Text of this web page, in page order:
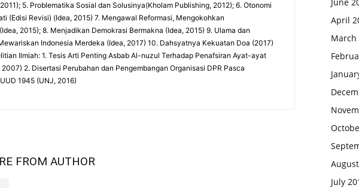
5. Problematika Sosial dan Solusinya(Kholam Publishing, 2012); 6. Otonomi
(Edisi Revisi) (Idea, 2015) 7. Mengawal Reformasi, Mengokohkan
2015); 8. Menjadikan Demokrasi Bermakna (Idea, 2015) 9. Ulama dan
Indonesia Merdeka (Idea, 2017) 10. Dahsyatnya Kekuatan Doa (2017)
Ilmiah: 1. Tesis Arti Penting Asbab Al-nuzul Terhadap Penafsiran Ayat-ayat
2007) 2. Disertasi Perubahan dan Pengembangan Organisasi DPR Pasca
1945 (UNJ, 2016)
FROM AUTHOR
April
March
July